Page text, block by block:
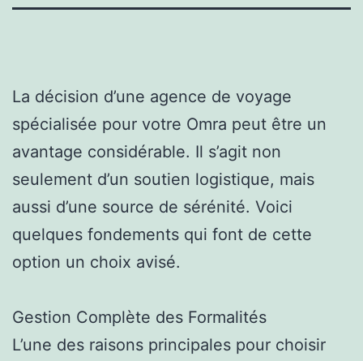
La décision d’une agence de voyage
spécialisée pour votre Omra peut être un
avantage considérable. Il s’agit non
seulement d’un soutien logistique, mais
aussi d’une source de sérénité. Voici
quelques fondements qui font de cette
option un choix avisé.
Gestion Complète des Formalités
L’une des raisons principales pour choisir